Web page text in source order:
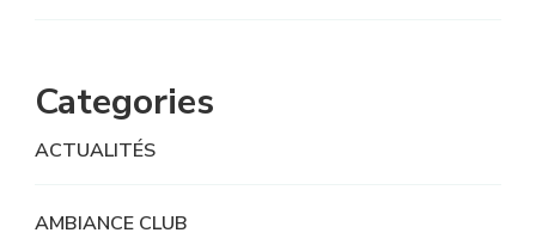
Categories
ACTUALITÉS
AMBIANCE CLUB